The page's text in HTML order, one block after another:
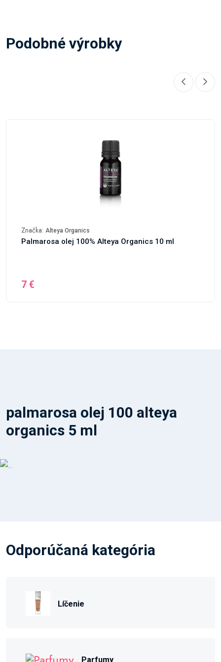
Podobné výrobky
Značka: Alteya Organics
Palmarosa olej 100% Alteya Organics 10 ml
7 €
palmarosa olej 100 alteya
organics 5 ml
Odporúčaná kategória
Líčenie
Parfumy